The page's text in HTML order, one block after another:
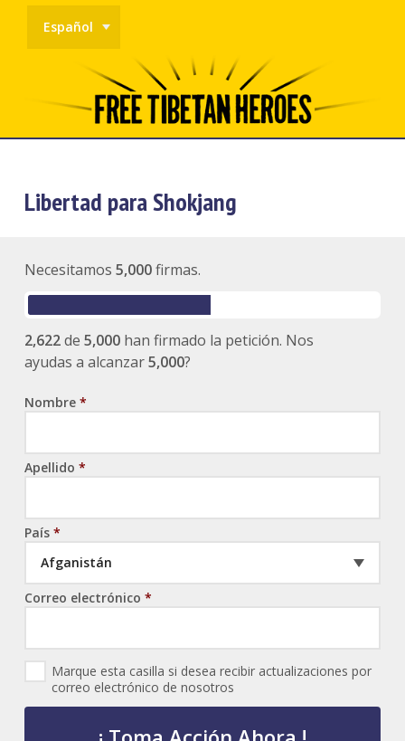
Español
Libertad para Shokjang
Necesitamos 5,000firmas.
2,622de 5,000han firmado la petición. Nos
ayudas a alcanzar5,000?
Nombre *
Apellido *
País *
Afganistán
Correo electrónico *
N
e
Marque esta casilla si desea recibir actualizaciones por
correo electrónico de nosotros